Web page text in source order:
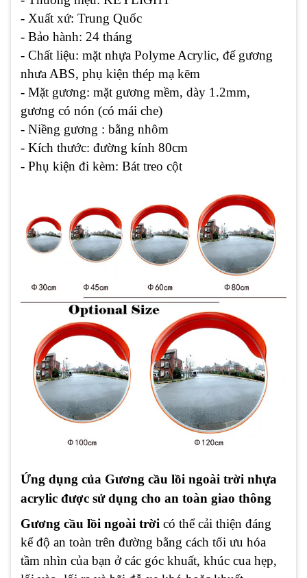
- Xuất xứ: Trung Quốc
- Bảo hành: 24 tháng
- Chất liệu: mặt nhựa Polyme Acrylic, đế gương
nhưa ABS, phụ kiện thép mạ kẽm
- Mặt gương: mặt gương mềm, dày 1.2mm,
gương có nón (có mái che)
- Niềng gương : bằng nhôm
- Kích thước: đường kính 80cm
- Phụ kiện đi kèm: Bát treo cột
Ứng dụng của Gương cầu lồi ngoài trời nhựa
acrylic được sử dụng cho an toàn giao thông
Gương cầu lồi ngoài trời có thể cải thiện đáng
kể độ an toàn trên đường bằng cách tối ưu hóa
tầm nhìn của bạn ở các góc khuất, khúc cua hẹp,